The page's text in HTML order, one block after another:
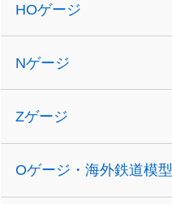
HOゲージ
Nゲージ
Zゲージ
Oゲージ・海外鉄道模型